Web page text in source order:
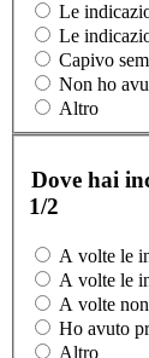
Le
Le
Capivo
Non ho
Altro
Dove hai
1/2
A volte le
A volte le
A volte
Ho avuto
Altro